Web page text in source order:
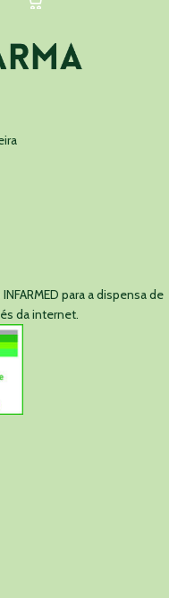
para a dispensa de
da internet.